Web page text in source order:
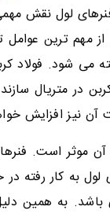
لول نقش مهمی
مهم ترین
می شود. فولاد
در متریال
آن نیز افزایش
موثر است.
لول به کار
باشد. به همین